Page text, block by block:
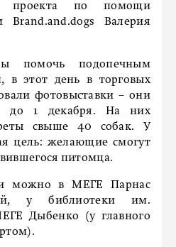
проекта по помощи
Brand.and.dogs Валерия
помочь подопечным
в этот день в торговых
фотовыставки – они
до 1 декабря. На них
свыше 40 собак. У
цель: желающие смогут
питомца.
можно в МЕГЕ Парнас
у библиотеки им.
Дыбенко (у главного